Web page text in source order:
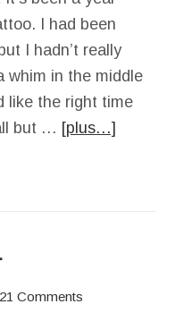
I had been
I hadn’t really
whim in the middle
like the right time
but … [plus…]
21 Comments